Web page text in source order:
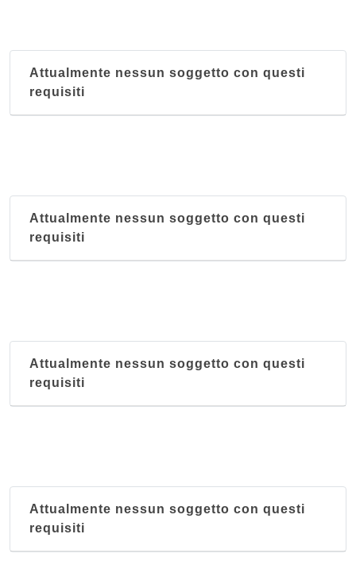
Attualmente nessun soggetto con questi
requisiti
Attualmente nessun soggetto con questi
requisiti
Attualmente nessun soggetto con questi
requisiti
Attualmente nessun soggetto con questi
requisiti